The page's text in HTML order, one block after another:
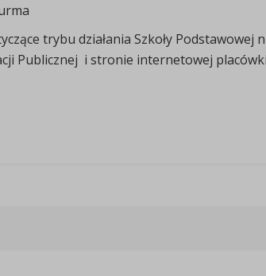
trybu działania Szkoły Podstawowej
Publicznej i stronie internetowej